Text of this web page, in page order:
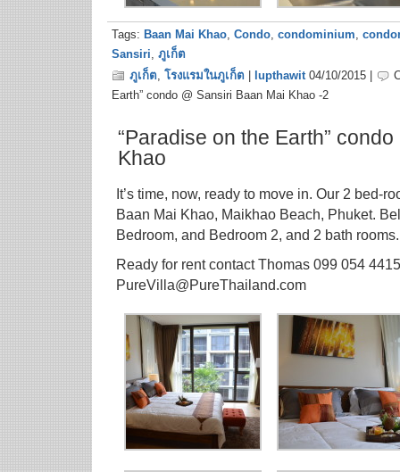
Tags: Baan Mai Khao, Condo, condominium,
Sansiri, ภูเก็ต
ภูเก็ต, โรงแรมในภูเก็ต lupthawit04/10/2015 |
Earth” condo @ Sansiri Baan Mai Khao -2
“Paradise on the Earth”
Khao
It’s time, now, ready to move in. Our 2 bed-
Baan Mai Khao, Maikhao Beach, Phuket.
Bedroom, and Bedroom 2, and 2 bath rooms.
Ready for rent contact Thomas 099 054
PureVilla@PureThailand.com